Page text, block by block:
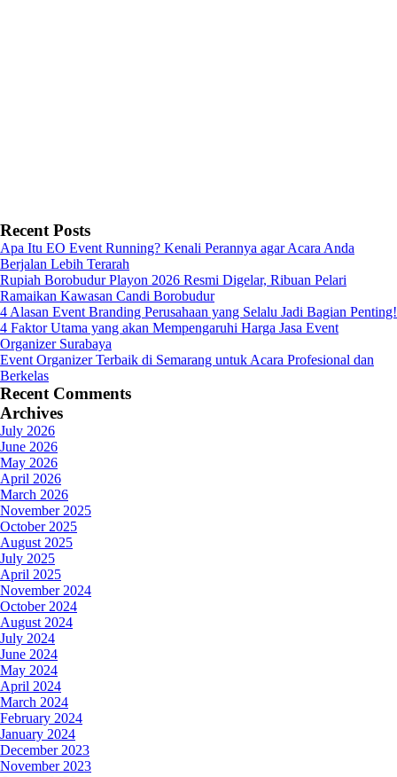
Recent Posts
Apa Itu EO Event Running? Kenali Perannya agar Acara Anda
Berjalan Lebih Terarah
Rupiah Borobudur Playon 2026 Resmi Digelar, Ribuan Pelari
Ramaikan Kawasan Candi Borobudur
4 Alasan Event Branding Perusahaan yang Selalu Jadi Bagian Penting!
4 Faktor Utama yang akan Mempengaruhi Harga Jasa Event
Organizer Surabaya
Event Organizer Terbaik di Semarang untuk Acara Profesional dan
Berkelas
Recent Comments
Archives
July 2026
June 2026
May 2026
April 2026
March 2026
November 2025
October 2025
August 2025
July 2025
April 2025
November 2024
October 2024
August 2024
July 2024
June 2024
May 2024
April 2024
March 2024
February 2024
January 2024
December 2023
November 2023